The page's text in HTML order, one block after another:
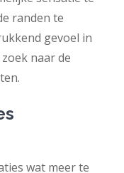
randen te
gevoel in
naar de
wat meer te